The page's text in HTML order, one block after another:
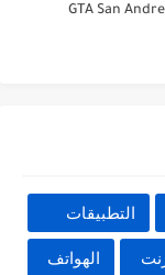
GTA San
التطبيقات
الهواتف